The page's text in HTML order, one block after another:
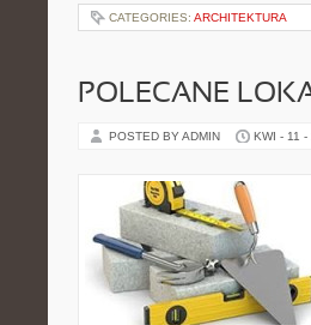
CATEGORIES: ARCHITEKTURA
POLECANE
POSTED BY ADMIN KWI - 11 -